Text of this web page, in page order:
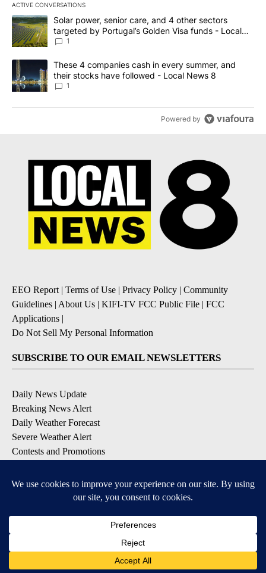
ACTIVE CONVERSATIONS
The following is a list of the most commented articles in the last
A trending article titled "Solar power, senior care, and 4 other
Solar power, senior care, and 4 other sectors
targeted by Portugal’s Golden Visa funds - Local
News 8
1
A trending article titled "These 4 companies cash in every
These 4 companies cash in every summer, and
their stocks have followed - Local News 8
1
Powered by
EEO Report| Terms of Use | Privacy Policy | Community
Guidelines | About Us | KIFI-TV FCC Public File | FCC
Applications |
Do Not Sell My Personal Information
SUBSCRIBE TO OUR EMAIL NEWSLETTERS
Daily News Update
Breaking News Alert
Daily Weather Forecast
Severe Weather Alert
Contests and Promotions